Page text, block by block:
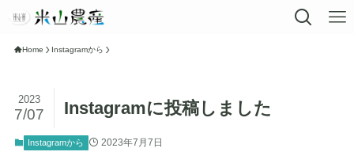
Home Instagramから
Instagramに投稿しました
2023
7/07
Instagramから 2023年7月7日